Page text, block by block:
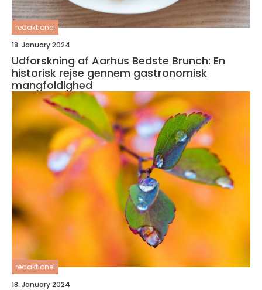
redaktionel
18. January 2024
Udforskning af Aarhus Bedste Brunch: En
historisk rejse gennem gastronomisk
mangfoldighed
redaktionel
18. January 2024